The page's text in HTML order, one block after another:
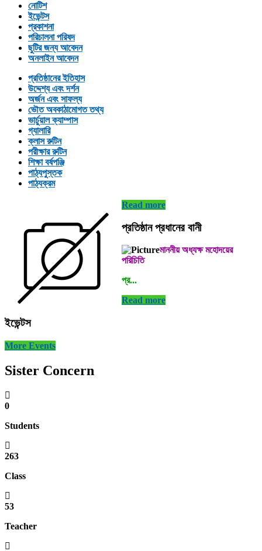
নোটিশ
ইভেন্টস
প্রকাশনা
পরিচালনা পরিষদ
ছুটির জন্য আবেদন
অনলাইন আবেদন
প্রতিষ্ঠানের ইতিহাস
উদ্দেশ্য এবং দর্শন
অর্জন এবং সাফল্য
ভৌত অবকাঠামোগত তথ্য
ভার্চুয়াল ক্যাম্পাস
গ্যালারি
ক্লাস রুটিন
পরীক্ষার রুটিন
শিক্ষা বর্ষপঞ্জি
পাঠ্যপুস্তক
পাঠ্যক্রম
Read more
প্রতিষ্ঠান প্রধানের বানী
মাননীয় অধ্যক্ষ মহোদয়ের
পরিচিতি
প্র...
Read more
ইভেন্টস
More Events
Sister Concern
0
Students
263
Class
53
Teacher